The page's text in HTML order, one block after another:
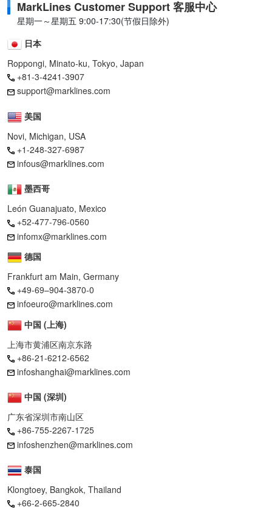
MarkLines Customer Support 客服中心
星期一～星期五 9:00-17:30(节假日除外)
日本
Roppongi, Minato-ku, Tokyo, Japan
+81-3-4241-3907
support@marklines.com
美国
Novi, Michigan, USA
+1-248-327-6987
infous@marklines.com
墨西哥
León Guanajuato, Mexico
+52-477-796-0560
infomx@marklines.com
德国
Frankfurt am Main, Germany
+49-69–904-3870-0
infoeuro@marklines.com
中国 (上海)
上海市黄浦区南京东路
+86-21-6212-6562
infoshanghai@marklines.com
中国 (深圳)
广东省深圳市南山区
+86-755-2267-1725
infoshenzhen@marklines.com
泰国
Klongtoey, Bangkok, Thailand
+66-2-665-2840